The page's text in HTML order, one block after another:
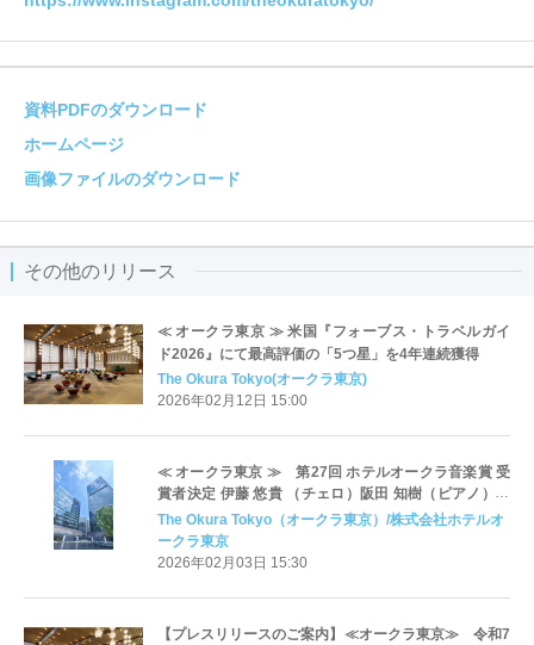
資料PDFのダウンロード
ホームページ
画像ファイルのダウンロード
その他のリリース
≪ オークラ東京 ≫ 米国『フォーブス・トラベルガイ
ド2026』にて最高評価の「5つ星」を4年連続獲得
The Okura Tokyo(オークラ東京)
2026年02月12日 15:00
≪ オークラ東京 ≫ 第27回 ホテルオークラ音楽賞 受
賞者決定 伊藤 悠貴 （チェロ）阪田 知樹（ピアノ）授
賞式・記念演奏会を3月23日(月)に開催
The Okura Tokyo（オークラ東京）/株式会社ホテルオ
ークラ東京
2026年02月03日 15:30
【プレスリリースのご案内】≪オークラ東京≫ 令和7